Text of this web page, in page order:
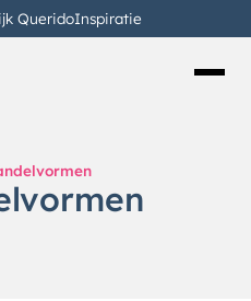
QueridoInspiratie